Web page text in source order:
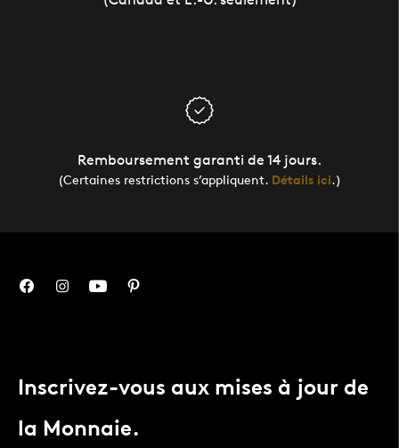
Remboursement garanti de 14 jours.
(Certaines restrictions s’appliquent. Détails ici.)
Inscrivez-vous aux mises à jour de
la Monnaie.